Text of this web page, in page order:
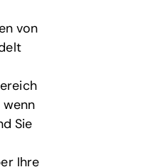
von
Sie
Ihre